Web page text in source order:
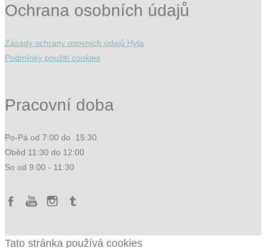
Ochrana osobních údajů
Zásady ochrany osovních údajů Hyla
Podmínky použití cookies
Pracovní doba
Po-Pá od 7:00 do 15:30
Oběd 11:30 do 12:00
So od 9:00 - 11:30
Tato stránka používá cookies